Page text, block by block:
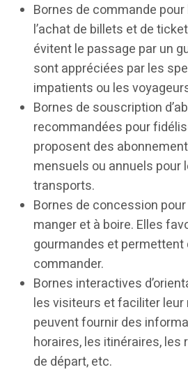
Bornes de commande
l’achat de billets et de
évitent le passage par un
sont appréciées par les
impatients ou les
Bornes de souscription
recommandées pour
proposent des
mensuels ou annuels pour
transports.
Bornes de concession
manger et à boire. Elles
gourmandes et permettent
commander.
Bornes interactives
les visiteurs et faciliter leur
peuvent fournir des
horaires, les itinéraires, les
de départ, etc.